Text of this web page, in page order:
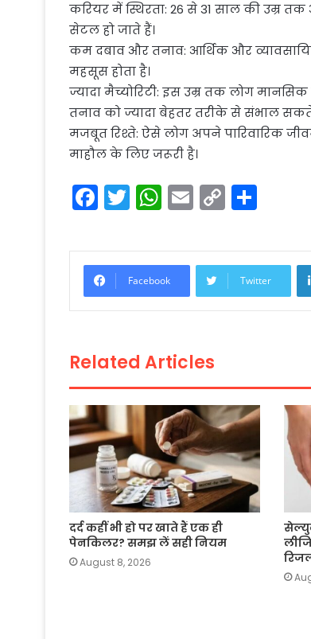
करियर में स्थिरता: 26 से 31 साल की उम्र
सेटल हो जाते हैं।
कम दबाव और तनाव: आर्थिक और
महसूस होता है।
ज्यादा मैच्योरिटी: इस उम्र तक लोग
तनाव को ज्यादा बेहतर तरीके से संभाल
मजबूत रिश्ते: ऐसे लोग अपने पारिवारिक
माहौल के लिए जरूरी है।
F
a
c
e
b
o
k
T
w
itt
er
W
h
a
ts
A
p
E
m
ai
l
C
o
p
y
Li
ar
e
Facebook Twitter
Related Articles
दर्द कहीं भी हो पर खाते हैं एक ही
पेनकिलर? समझ लें सही नियम
August 8, 2026